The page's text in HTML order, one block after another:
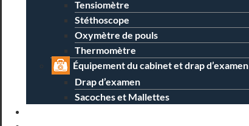
Tensiomètre
Stéthoscope
Oxymètre de pouls
Thermomètre
Équipement du cabinet et drap d’examen
Drap d’examen
Sacoches et Mallettes